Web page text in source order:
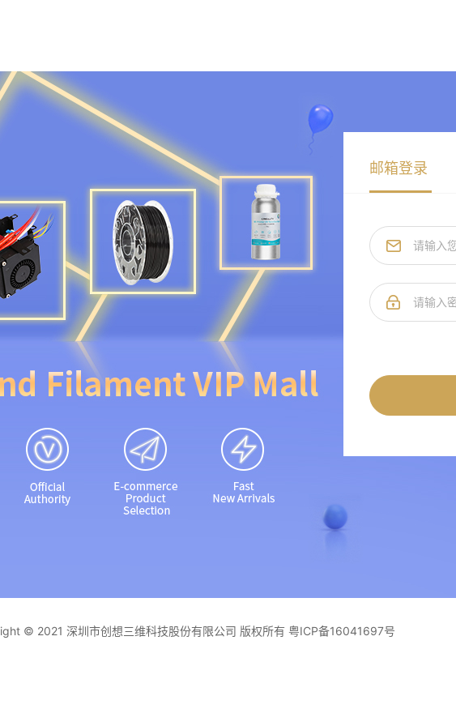
邮箱登录
© 2021 深圳市创想三维科技股份有限公司 版权所有 粤ICP备16041697号